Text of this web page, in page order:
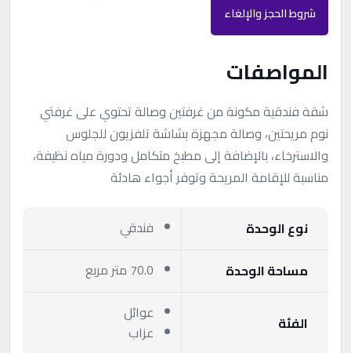
شروط الحجز والإلغاء
المواصفات
شقة فندقية مكونة من غرفتين وصالة تحتوي على غرفتي
نوم مريحتين، وصالة مجهزة بشاشة تلفزيون للجلوس
والاسترخاء، بالإضافة إلى مطبخ متكامل ودورة مياه نظيفة،
مناسبة للإقامة المريحة وتوفر أجواء هادئة
نوع الوحدة
فندقي
مساحة الوحدة
70.0 متر مربع
الفئة
عوائل
عزاب